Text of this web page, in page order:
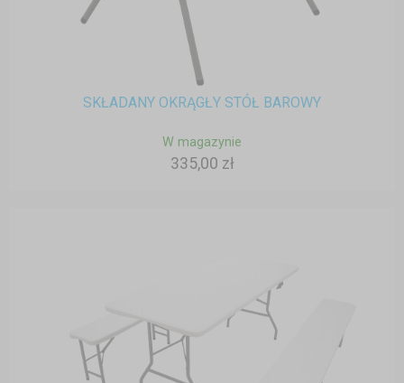
SKŁADANY OKRĄGŁY STÓŁ BAROWY
W magazynie
335,00 zł